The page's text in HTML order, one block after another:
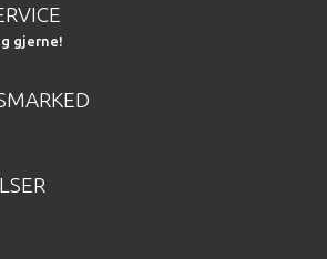
gjerne!